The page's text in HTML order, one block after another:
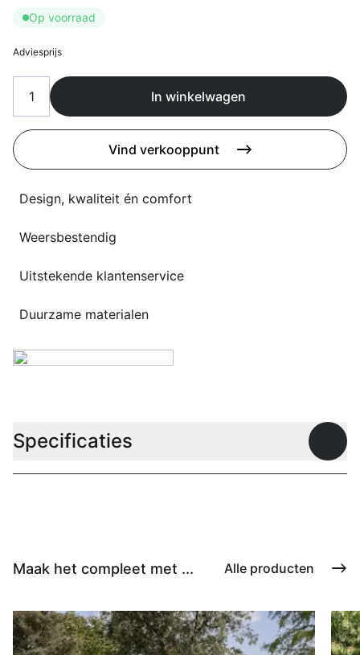
Flagship stores
Contact
3D modellen
Support
Nieuws
Events
Werken bij
Over ons
Op voorraad
Adviesprijs
In winkelwagen
Vind verkooppunt
Design, kwaliteit én comfort
Weersbestendig
Uitstekende klantenservice
Duurzame materialen
Specificaties
Maak het compleet met ... Alle producten